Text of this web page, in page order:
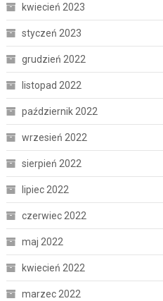
kwiecień 2023
styczeń 2023
grudzień 2022
listopad 2022
październik 2022
wrzesień 2022
sierpień 2022
lipiec 2022
czerwiec 2022
maj 2022
kwiecień 2022
marzec 2022